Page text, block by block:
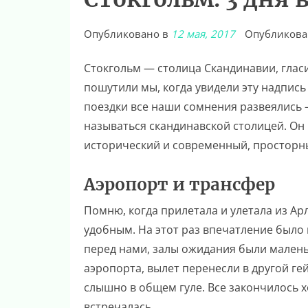
Опубликовано в 12 мая, 2017
Стокгольм — столица Скандинавии,
пошутили мы, когда увидели эту
поездки все наши сомнения
называться скандинавской столицей.
исторический и современный,
Аэропорт и трансфер
Помню, когда прилетала и улетала из
удобным. На этот раз впечатление
перед нами, залы ожидания были
аэропорта, вылет перенесли в другой
слышно в общем гуле. Все закончилось